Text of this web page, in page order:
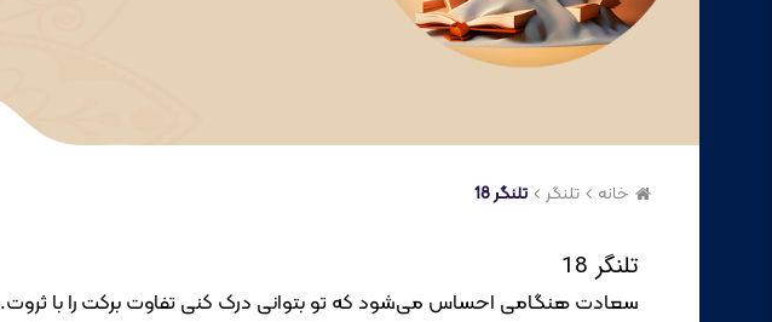
خانه تلنگر تلنگر 18
تلنگر 18
سعادت هنگامی احساس می‌شود که تو بتوانی درک کنی تفاوت برکت را با ثروت.